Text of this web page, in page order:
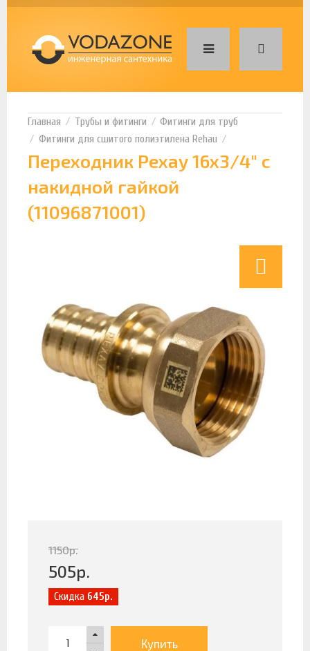
Трубы и фитинги
Фитинги для труб
Фитинги для сшитого полиэтилена Rehau
Переходник Рехау 16х3/4" с
накидной гайкой
(11096871001)
1150р.
505р.
Скидка 645р.
Купить